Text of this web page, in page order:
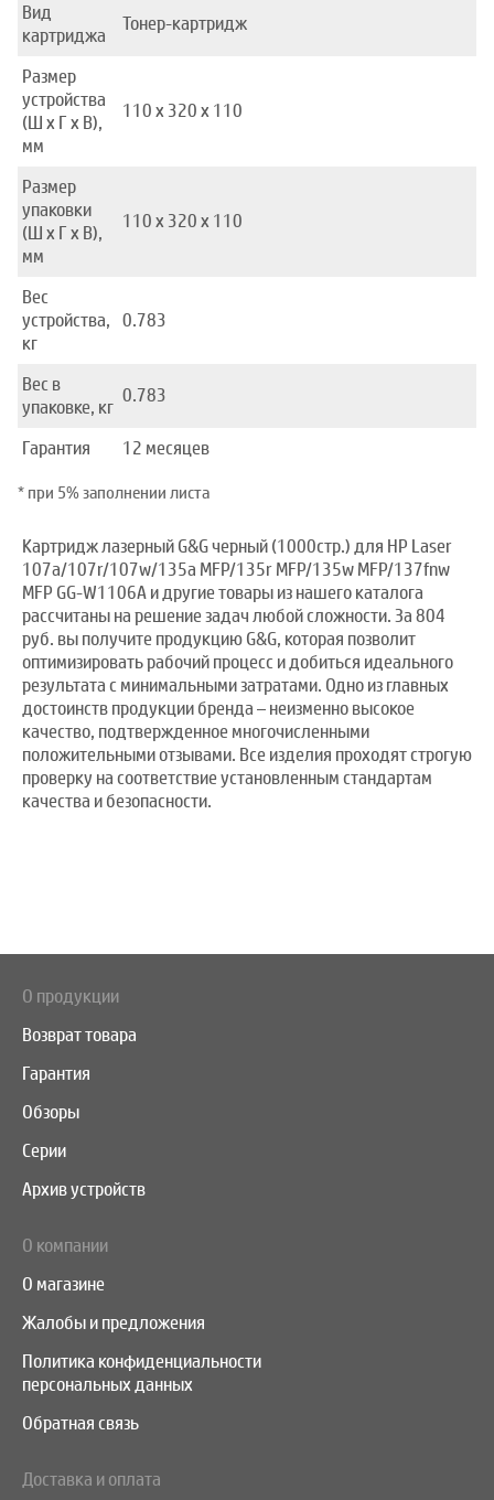
Вид
картриджа
Тонер-картридж
Размер
устройства
(Ш x Г x В),
мм
110 x 320 x 110
Размер
упаковки
(Ш x Г x В),
мм
110 x 320 x 110
Вес
устройства,
кг
0.783
Вес в
упаковке, кг
0.783
Гарантия 12 месяцев
* при 5% заполнении листа
Картридж лазерный G&G черный (1000стр.) для HP Laser
107a/107r/107w/135a MFP/135r MFP/135w MFP/137fnw
MFP GG-W1106A и другие товары из нашего каталога
рассчитаны на решение задач любой сложности. За 804
руб. вы получите продукцию G&G, которая позволит
оптимизировать рабочий процесс и добиться идеального
результата с минимальными затратами. Одно из главных
достоинств продукции бренда – неизменно высокое
качество, подтвержденное многочисленными
положительными отзывами. Все изделия проходят строгую
проверку на соответствие установленным стандартам
качества и безопасности.
О продукции
Возврат товара
Гарантия
Обзоры
Серии
Архив устройств
О компании
О магазине
Жалобы и предложения
Политика конфиденциальности
персональных данных
Обратная связь
Доставка и оплата